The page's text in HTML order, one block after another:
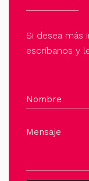
Si desea más
escríbanos y
Nombre
Mensaje